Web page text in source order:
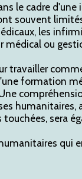
le cadre
souvent
les
médical ou
travailler
formation
sera
qui